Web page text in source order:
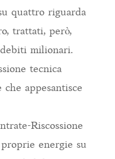
quattro riguarda
trattati, però,
milionari.
tecnica
che appesantisce
Riscossione
energie su